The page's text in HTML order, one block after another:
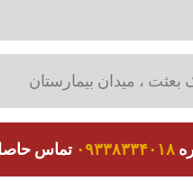
، میدان بیمارستان
۰۹۳۳۸۳۳۴۰۱۸ تماس